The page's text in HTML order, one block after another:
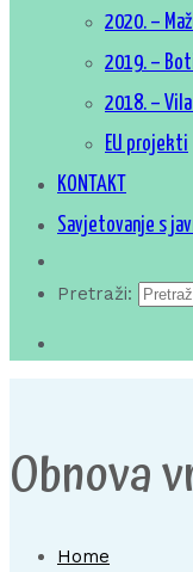
2020. –
2019. –
2018. – Vila
EU projekti
KONTAKT
Savjetovanje s
Pretraži:
Obnova
Home